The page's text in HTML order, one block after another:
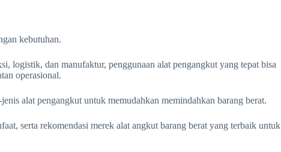
kebutuhan.
logistik, dan manufaktur, penggunaan alat pengangkut yang tepat bisa
operasional.
alat pengangkut untuk memudahkan memindahkan barang berat.
serta rekomendasi merek alat angkut barang berat yang terbaik untuk